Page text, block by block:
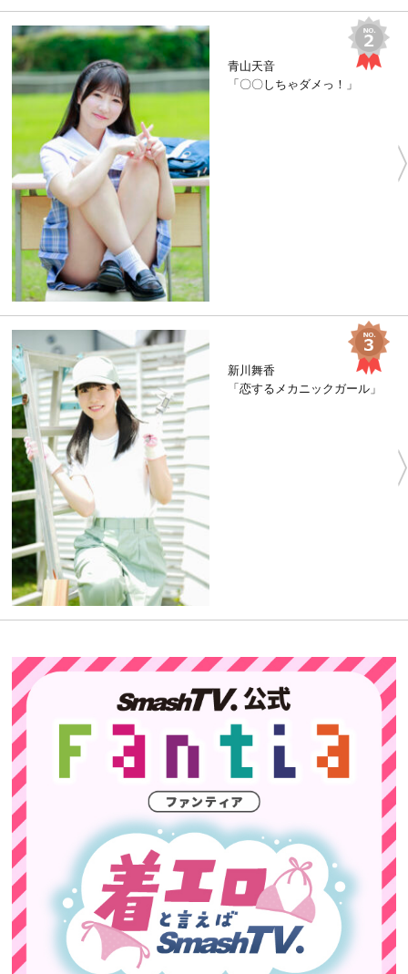
青山天音
「〇〇しちゃダメっ！」
新川舞香
「恋するメカニックガール」